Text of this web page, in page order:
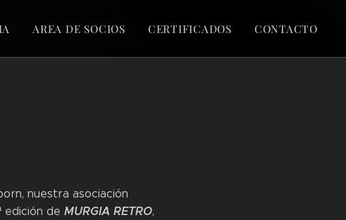
AREA DE SOCIOS CERTIFICADOS CONTACTO
nuestra asociación
edición de MURGIA RETRO,